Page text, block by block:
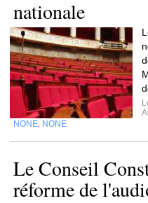
nationale
NONE NONE
Le Conseil
réforme de